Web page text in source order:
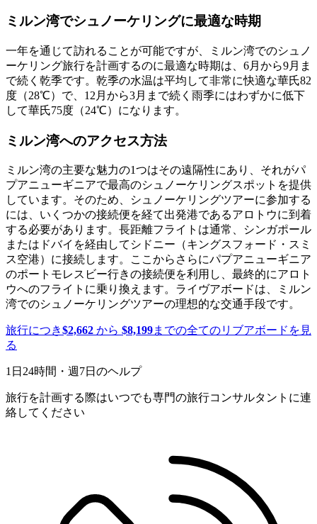
ミルン湾でシュノーケリングに最適な時期
一年を通じて訪れることが可能ですが、ミルン湾でのシュノ
ーケリング旅行を計画するのに最適な時期は、6月から9月ま
で続く乾季です。乾季の水温は平均して非常に快適な華氏82
度（28℃）で、12月から3月まで続く雨季にはわずかに低下
して華氏75度（24℃）になります。
ミルン湾へのアクセス方法
ミルン湾の主要な魅力の1つはその遠隔性にあり、それがパ
プアニューギニアで最高のシュノーケリングスポットを提供
しています。そのため、シュノーケリングツアーに参加する
には、いくつかの接続便を経て出発港であるアロトウに到着
する必要があります。長距離フライトは通常、シンガポール
またはドバイを経由してシドニー（キングスフォード・スミ
ス空港）に接続します。ここからさらにパプアニューギニア
のポートモレスビー行きの接続便を利用し、最終的にアロト
ウへのフライトに乗り換えます。ライヴアボードは、ミルン
湾でのシュノーケリングツアーの理想的な交通手段です。
旅行につき$2,662 から $8,199までの全てのリブアボードを見
る
1日24時間・週7日のヘルプ
旅行を計画する際はいつでも専門の旅行コンサルタントに連
絡してください